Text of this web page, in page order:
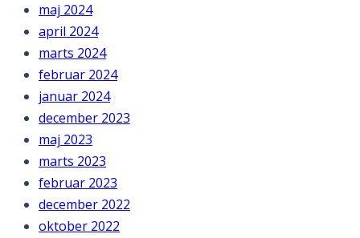
maj 2024
april 2024
marts 2024
februar 2024
januar 2024
december 2023
maj 2023
marts 2023
februar 2023
december 2022
oktober 2022